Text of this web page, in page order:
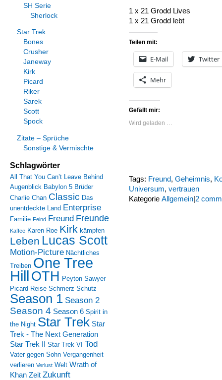
1 x 21 Grodd Lives
1 x 21 Grodd lebt
Teilen mit:
E-Mail Twitter
Mehr
Gefällt mir:
Wird geladen …
Tags: Freund, Geheimnis,
Universum, vertrauen
Kategorie Allgemein|2
SH Serie
Sherlock
Star Trek
Bones
Crusher
Janeway
Kirk
Picard
Riker
Sarek
Scott
Spock
Zitate – Sprüche
Sonstige & Vermischte
Schlagwörter
All That You Can’t Leave Behind
Augenblick Babylon 5 Brüder
Charlie Chan Classic Das
unentdeckte Land Enterprise
Familie Feind Freund Freunde
Kaffee Karen Roe Kirk kämpfen
Leben Lucas Scott
Motion-Picture Nächtliches
Treiben One Tree
Hill OTH Peyton Sawyer
Picard Reise Schmerz Schutz
Season 1 Season 2
Season 4 Season 6 Spirit in
the Night Star Trek Star
Trek - The Next Generation
Star Trek II Star Trek VI Tod
Vater gegen Sohn Vergangenheit
verlieren Verlust Welt Wrath of
Khan Zeit Zukunft